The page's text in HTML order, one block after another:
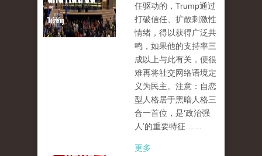
任驱动的，Trump通过
打破信任、扩散刺激性
情绪，得以获得广泛共
鸣，如果他的支持率三
成以上与此有关，便很
难再将社交网络语境定
义为民主。注意：自恋
型人格居于黑暗人格三
合一首位，是‘政治强
人’的重要特征……
更多